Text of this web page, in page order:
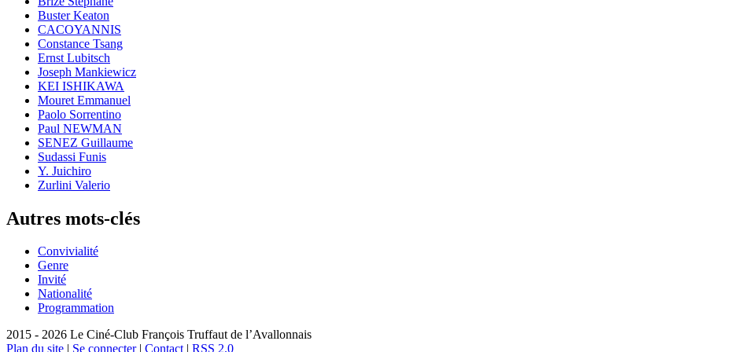
Buster Keaton
CACOYANNIS
Constance Tsang
Ernst Lubitsch
Joseph Mankiewicz
KEI ISHIKAWA
Mouret Emmanuel
Paolo Sorrentino
Paul NEWMAN
SENEZ Guillaume
Sudassi Funis
Y. Juichiro
Zurlini Valerio
Autres mots-clés
Convivialité
Genre
Invité
Nationalité
Programmation
2015 - 2026 Le Ciné-Club François Truffaut de l’Avallonnais
Plan du site | Se connecter| Contact | RSS 2.0